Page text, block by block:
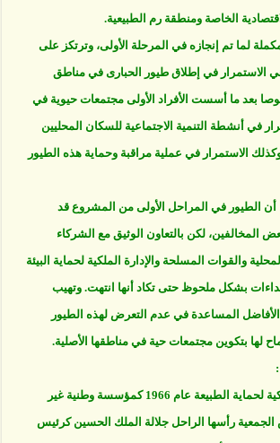
الخاصة ومنطقة رم الطبيعية.
مكملة لما تم إنجازه في المرحلة الأولى، وترتكز على
الاستمرار في إطلاق طيور الحبارى في مناطق
بعد ما أسست الأفراد الأولى مجتمعات حيوية في
في أنشطة التنمية الاجتماعية للسكان المحليين
الاستمرار في عملية مراقبة وحماية هذه الطيور
أن الطيور في المراحل الأولى من المشروع قد
المخالفين، لكن بالتعاون الوثيق مع الشركاء
والقوات المسلحة والإدارة الملكية لحماية البيئة
بشكل ملحوظ حتى تكاد أنها انتهت. وتهيب
الأفاضل المساعدة في عدم التعرض لهذه الطيور
لها بتكوين مجتمعات حية في مناطقها الأصلية.
تأسست الجمعية الملكية لحماية الطبيعة عام 1966 كمؤسسة وطنية غير
رأسها الراحل جلالة الملك الحسين كرئيس